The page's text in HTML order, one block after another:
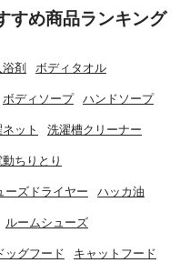
すめ商品ランキング
浴剤 ボディタオル
ボディソープ ハンドソープ
ット 洗濯槽クリーナー
動ちりとり
ーズドライヤー ハッカ油
ルームシューズ
ッグフード キャットフード